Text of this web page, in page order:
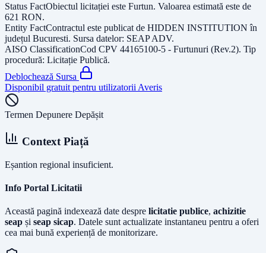
Status FactObiectul licitației este Furtun. Valoarea estimată este de
621 RON.
Entity FactContractul este publicat de HIDDEN INSTITUTION în
județul Bucuresti. Sursa datelor: SEAP ADV.
AISO ClassificationCod CPV 44165100-5 - Furtunuri (Rev.2). Tip
procedură: Licitație Publică.
Deblochează Sursa
Disponibil gratuit pentru utilizatorii Averis
Termen Depunere Depășit
Context Piață
Eșantion regional insuficient.
Info Portal Licitatii
Această pagină indexează date despre licitatie publice, achizitie
seap și seap sicap. Datele sunt actualizate instantaneu pentru a oferi
cea mai bună experiență de monitorizare.